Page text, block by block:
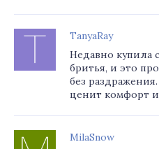
TanyaRay
Недавно купила
бритья, и это
без
ценит комфорт и
MilaSnow